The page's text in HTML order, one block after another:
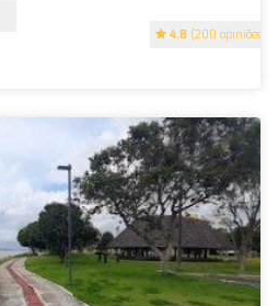
4.8 (200 opiniões)